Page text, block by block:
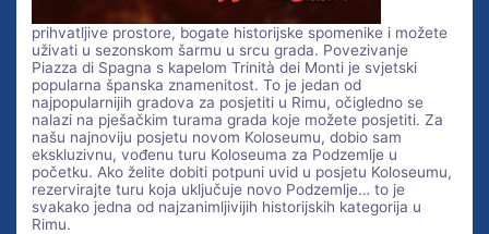
prihvatljive prostore, bogate historijske spomenike i možete
uživati ​​u sezonskom šarmu u srcu grada. Povezivanje
Piazza di Spagna s kapelom Trinità dei Monti je svjetski
popularna španska znamenitost. To je jedan od
najpopularnijih gradova za posjetiti u Rimu, očigledno se
nalazi na pješačkim turama grada koje možete posjetiti. Za
našu najnoviju posjetu novom Koloseumu, dobio sam
ekskluzivnu, vođenu turu Koloseuma za Podzemlje u
početku. Ako želite dobiti potpuni uvid u posjetu Koloseumu,
rezervirajte turu koja uključuje novo Podzemlje… to je
svakako jedna od najzanimljivijih historijskih kategorija u
Rimu.